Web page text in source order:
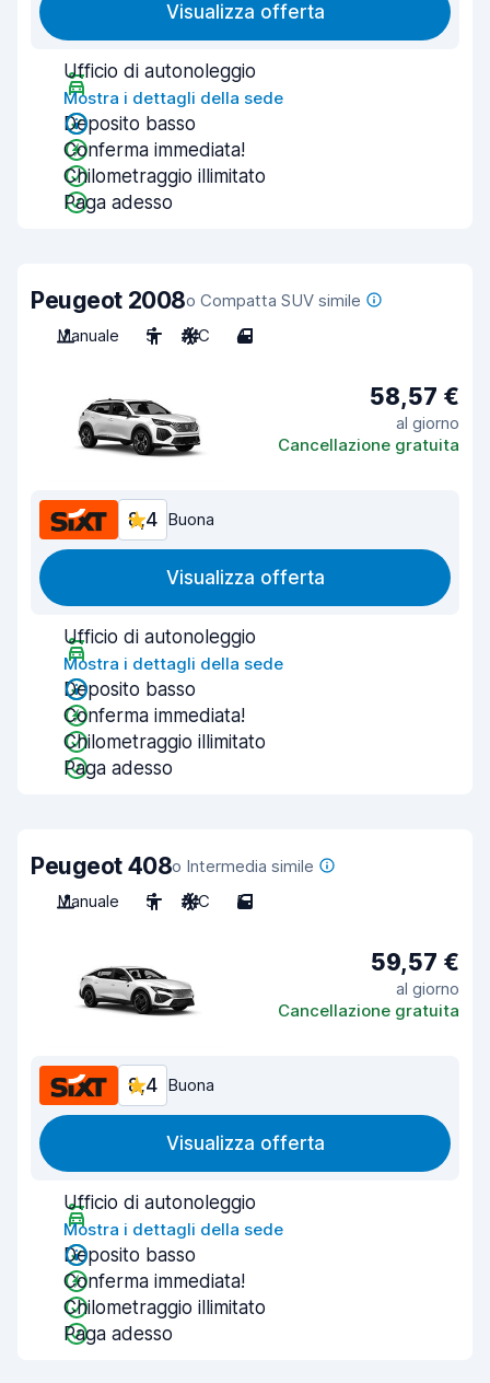
Visualizza offerta
Ufficio di autonoleggio
Mostra i dettagli della sede
Deposito basso
Conferma immediata!
Chilometraggio illimitato
Paga adesso
Peugeot 2008o Compatta SUV simile
Manuale
5 A/C 4
58,57 €
al giorno
Cancellazione gratuita
8,4 Buona
Visualizza offerta
Ufficio di autonoleggio
Mostra i dettagli della sede
Deposito basso
Conferma immediata!
Chilometraggio illimitato
Paga adesso
Peugeot 408o Intermedia simile
Manuale
5 A/C 5
59,57 €
al giorno
Cancellazione gratuita
8,4 Buona
Visualizza offerta
Ufficio di autonoleggio
Mostra i dettagli della sede
Deposito basso
Conferma immediata!
Chilometraggio illimitato
Paga adesso